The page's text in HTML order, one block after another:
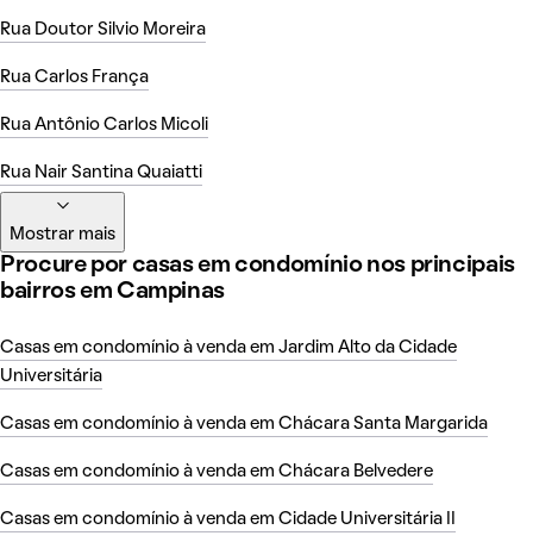
Rua Doutor Silvio Moreira
Rua Carlos França
Rua Antônio Carlos Micoli
Rua Nair Santina Quaiatti
Mostrar mais
Procure por casas em condomínio nos principais
bairros em Campinas
Casas em condomínio à venda em Jardim Alto da Cidade
Universitária
Casas em condomínio à venda em Chácara Santa Margarida
Casas em condomínio à venda em Chácara Belvedere
Casas em condomínio à venda em Cidade Universitária II